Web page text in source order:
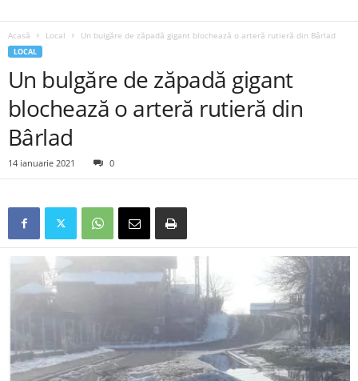
Acasă Local Un bulgăre de zăpadă gigant blochează o arteră rutieră din Bârlad
LOCAL
Un bulgăre de zăpadă gigant
blochează o arteră rutieră din
Bârlad
14 ianuarie 2021 0